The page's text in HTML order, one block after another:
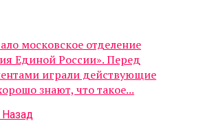
московское отделение
Единой России». Перед
играли действующие
знают, что такое...